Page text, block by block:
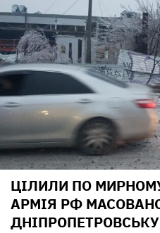
ЦІЛИЛИ ПО
АРМІЯ РФ